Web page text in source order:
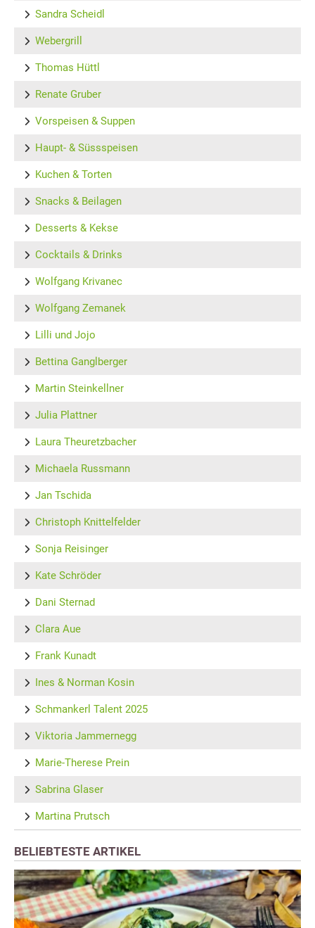
Sandra Scheidl
Webergrill
Thomas Hüttl
Renate Gruber
Vorspeisen & Suppen
Haupt- & Süssspeisen
Kuchen & Torten
Snacks & Beilagen
Desserts & Kekse
Cocktails & Drinks
Wolfgang Krivanec
Wolfgang Zemanek
Lilli und Jojo
Bettina Ganglberger
Martin Steinkellner
Julia Plattner
Laura Theuretzbacher
Michaela Russmann
Jan Tschida
Christoph Knittelfelder
Sonja Reisinger
Kate Schröder
Dani Sternad
Clara Aue
Frank Kunadt
Ines & Norman Kosin
Schmankerl Talent 2025
Viktoria Jammernegg
Marie-Therese Prein
Sabrina Glaser
Martina Prutsch
BELIEBTESTE ARTIKEL